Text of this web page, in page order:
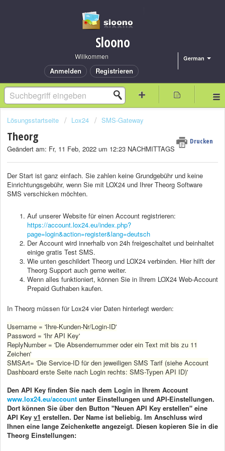
Sloono
German
Willkommen
Anmelden Registrieren
Lösungsstartseite Lox24 SMS-Gateway
Theorg Drucken
Geändert am: Fr, 11 Feb, 2022 um 12:23 NACHMITTAGS
Der Start ist ganz einfach. Sie zahlen keine Grundgebühr und keine
Einrichtungsgebühr, wenn Sie mit LOX24 und Ihrer Theorg Software
SMS verschicken möchten.
Auf unserer Website für einen Account registrieren:
https://account.lox24.eu/index.php?
page=login&action=register&lang=deutsch
Der Account wird innerhalb von 24h freigeschaltet und beinhaltet
einige gratis Test SMS.
Wie unten geschildert Theorg und LOX24 verbinden. Hier hilft der
Theorg Support auch gerne weiter.
Wenn alles funktioniert, können Sie in Ihrem LOX24 Web-Account
Prepaid Guthaben kaufen.
In Theorg müssen für Lox24 vier Daten hinterlegt werden:
Username = 'Ihre-Kunden-Nr/Login-ID'
Password = 'Ihr API Key'
ReplyNumber = 'Die Absendernummer oder ein Text mit bis zu 11
Zeichen'
SMSArt= 'Die Service-ID für den jeweiligen SMS Tarif (siehe Account
Dashboard erste Seite nach Login rechts: SMS-Typen API ID)'
Den API Key finden Sie nach dem Login in Ihrem Account
www.lox24.eu/account unter Einstellungen und API-Einstellungen.
Dort können Sie über den Button "Neuen API Key erstellen" eine
API Key v1 erstellen. Der Name ist beliebig. Im Anschluss wird
Ihnen eine lange Zeichenkette angezeigt. Diesen kopieren Sie in die
Theorg Einstellungen: